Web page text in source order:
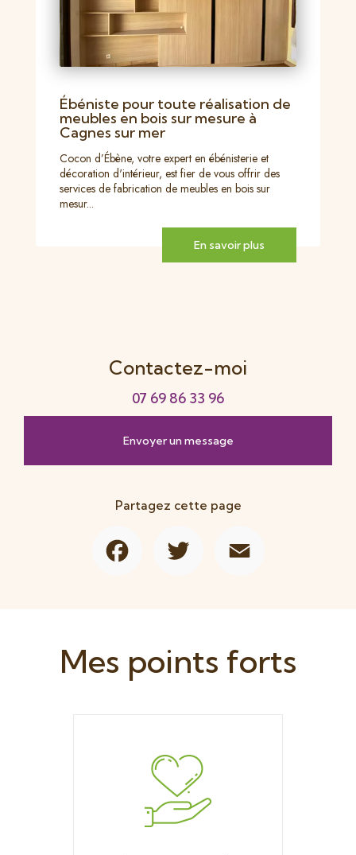
Ébéniste pour toute réalisation de
meubles en bois sur mesure à
Cagnes sur mer
Cocon d’Ébène, votre expert en ébénisterie et
décoration d'intérieur, est fier de vous offrir des
services de fabrication de meubles en bois sur
mesur...
En savoir plus
Contactez-moi
07 69 86 33 96
Envoyer un message
Partagez cette page
Mes points forts